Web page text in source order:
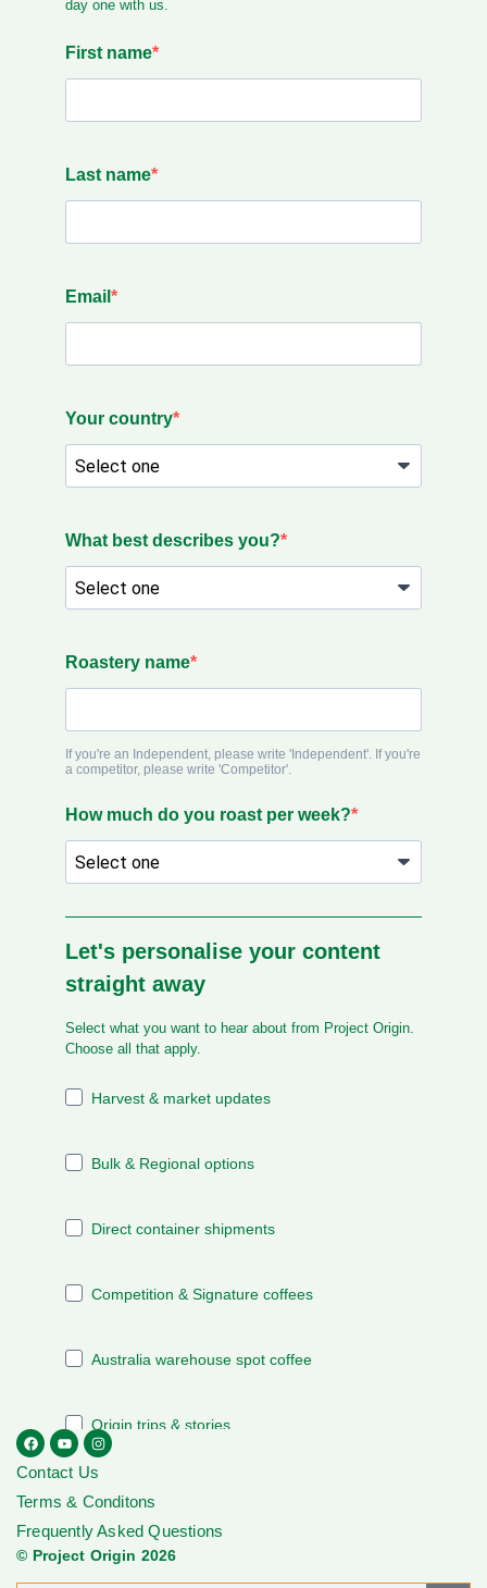
Contact Us
Terms & Conditons
Frequently Asked Questions
© Project Origin 2026